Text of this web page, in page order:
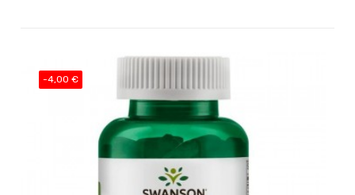
-4,00 €